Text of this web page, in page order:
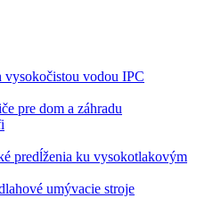
vysokočistou vodou IPC
pre dom a záhradu
predĺženia ku vysokotlakovým
umývacie stroje